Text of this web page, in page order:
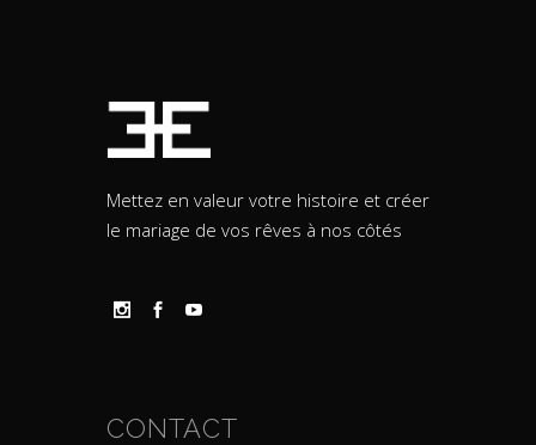
Mettez en valeur votre histoire et créer
le mariage de vos rêves à nos côtés
CONTACT